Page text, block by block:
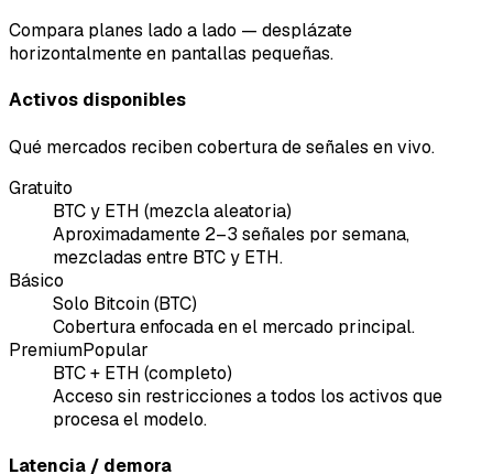
Compara planes lado a lado — desplázate
horizontalmente en pantallas pequeñas.
Activos disponibles
Qué mercados reciben cobertura de señales en vivo.
Gratuito
BTC y ETH (mezcla aleatoria)
Aproximadamente 2–3 señales por semana,
mezcladas entre BTC y ETH.
Básico
Solo Bitcoin (BTC)
Cobertura enfocada en el mercado principal.
PremiumPopular
BTC + ETH (completo)
Acceso sin restricciones a todos los activos que
procesa el modelo.
Latencia / demora